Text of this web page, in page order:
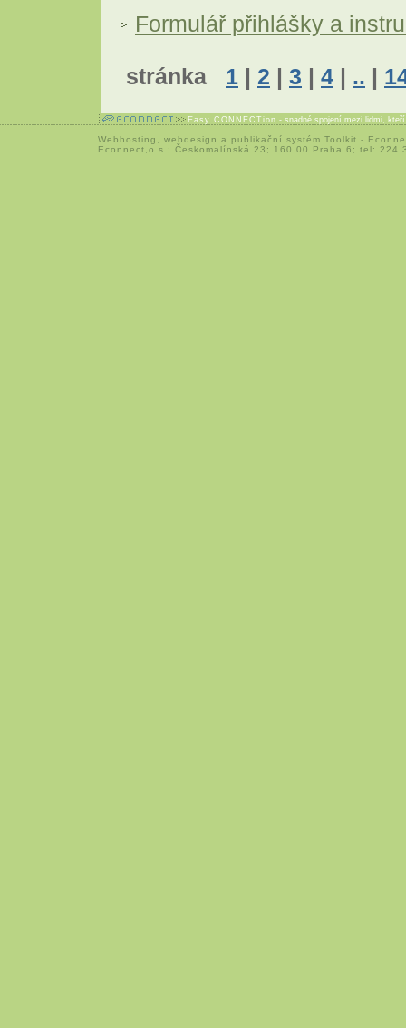
Formulář přihlášky a
stránka 1 | 2 | 3 | 4 | .. |
Easy CONNECTion - snadné spojení mezi lidmi,
Webhosting webdesign a publikační systém Toolkit -
Econnect,o.s.; Českomalínská 23; 160 00 Praha 6; tel: 224